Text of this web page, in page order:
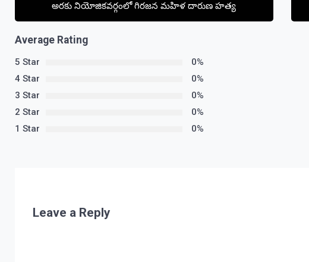
అరకు నియోజికవర్గంలో గిరజన మహిళ దారుణ హత్య
Average Rating
5 Star
0%
4 Star
0%
3 Star
0%
2 Star
0%
1 Star
0%
Leave a Reply